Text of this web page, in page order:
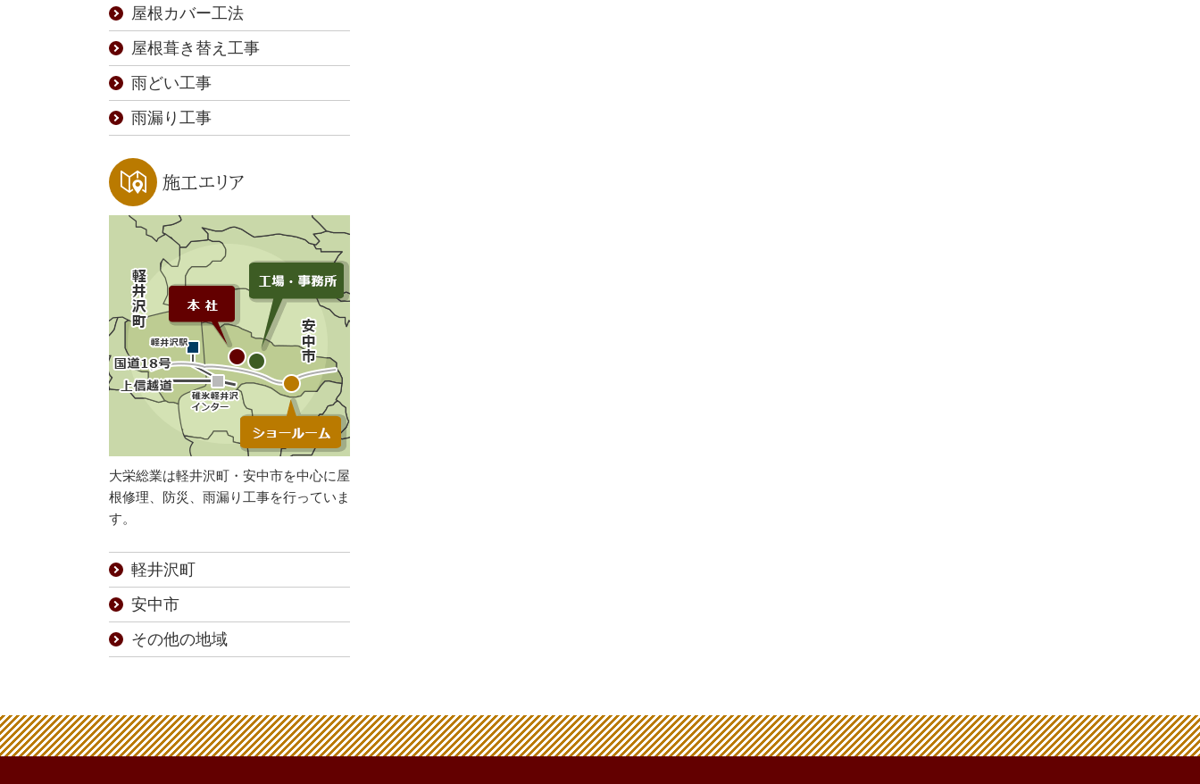
屋根カバー工法
屋根葺き替え工事
雨どい工事
雨漏り工事
施工エリア
大栄総業は軽井沢町・安中市を中心に屋
根修理、防災、雨漏り工事を行っていま
す。
軽井沢町
安中市
その他の地域